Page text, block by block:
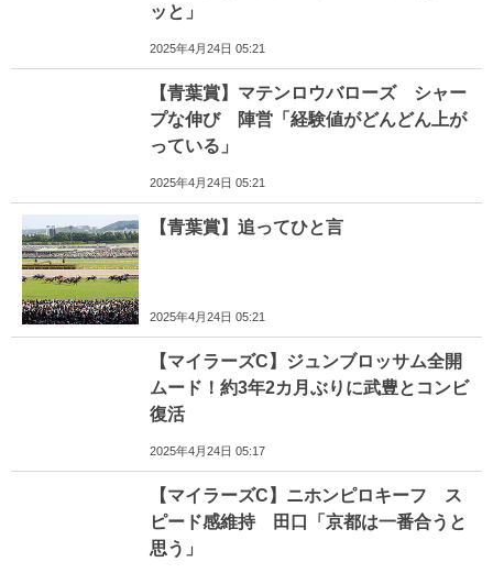
ッと」
2025年4月24日 05:21
【青葉賞】マテンロウバローズ シャー
プな伸び 陣営「経験値がどんどん上が
っている」
2025年4月24日 05:21
【青葉賞】追ってひと言
2025年4月24日 05:21
【マイラーズC】ジュンブロッサム全開
ムード！約3年2カ月ぶりに武豊とコンビ
復活
2025年4月24日 05:17
【マイラーズC】ニホンピロキーフ ス
ピード感維持 田口「京都は一番合うと
思う」